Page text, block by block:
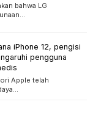
bahwa LG
iPhone 12, pengisi
pengguna
Apple telah